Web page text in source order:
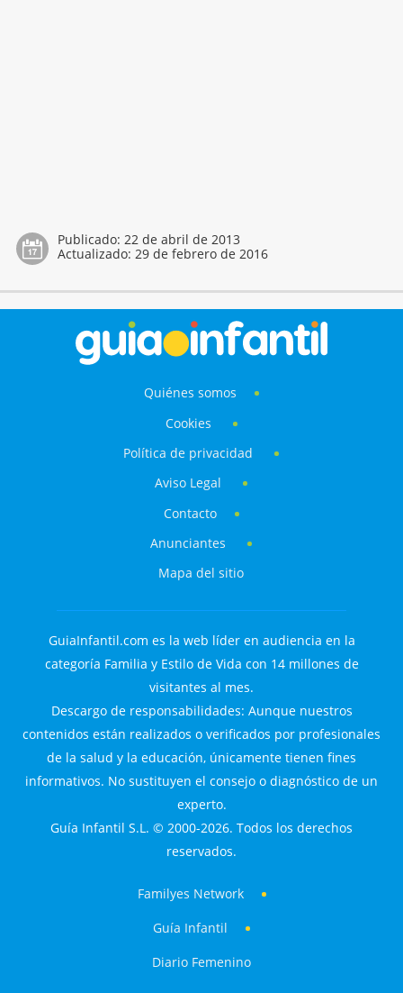
Publicado: 22 de abril de 2013
Actualizado: 29 de febrero de 2016
Quiénes somos
Cookies
Política de privacidad
Aviso Legal
Contacto
Anunciantes
Mapa del sitio
GuiaInfantil.com es la web líder en audiencia en la
categoría Familia y Estilo de Vida con 14 millones de
visitantes al mes.
Descargo de responsabilidades: Aunque nuestros
contenidos están realizados o verificados por profesionales
de la salud y la educación, únicamente tienen fines
informativos. No sustituyen el consejo o diagnóstico de un
experto.
Guía Infantil S.L. © 2000-2026. Todos los derechos
reservados.
Familyes Network
Guía Infantil
Diario Femenino